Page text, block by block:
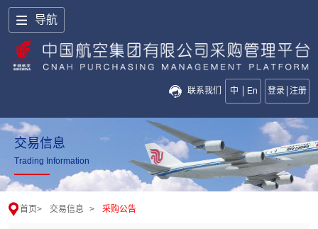
导航
联系我们 中 En 登录 注册
交易信息
Trading Information
首页> 交易信息 > 采购公告